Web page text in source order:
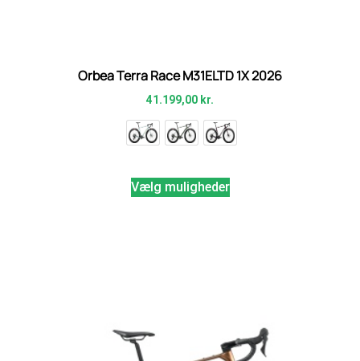
Orbea Terra Race M31ELTD 1X 2026
41.199,00 kr.
Vælg muligheder